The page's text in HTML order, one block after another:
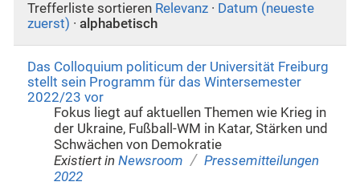
Trefferliste sortieren Relevanz · Datum (neueste
zuerst) · alphabetisch
Das Colloquium politicum der Universität Freiburg
stellt sein Programm für das Wintersemester
2022/23 vor
Fokus liegt auf aktuellen Themen wie Krieg in
der Ukraine, Fußball-WM in Katar, Stärken und
Schwächen von Demokratie
Existiert in Newsroom / Pressemitteilungen
2022